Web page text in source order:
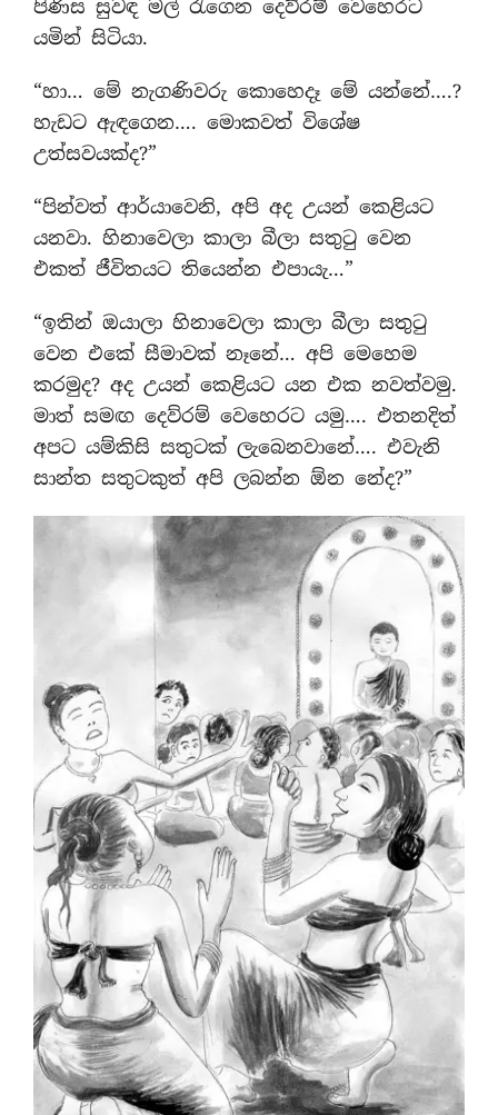
පිණිස සුවඳ මල් රැගෙන දෙව්රම් වෙහෙරට
යමින් සිටියා.
“හා… මේ නැගණිවරු කොහෙදෑ මේ යන්නේ….?
හැඩට ඇඳගෙන…. මොකවත් විශේෂ
උත්සවයක්ද?”
“පින්වත් ආර්යාවෙනි, අපි අද උයන් කෙළියට
යනවා. හිනාවෙලා කාලා බීලා සතුටු වෙන
එකත් ජීවිතයට තියෙන්න එපායැ…”
“ඉතින් ඔයාලා හිනාවෙලා කාලා බීලා සතුටු
වෙන එකේ සීමාවක් නෑනේ… අපි මෙහෙම
කරමුද? අද උයන් කෙළියට යන එක නවත්වමු.
මාත් සමඟ දෙව්රම් වෙහෙරට යමු…. එතනදිත්
අපට යම්කිසි සතුටක් ලැබෙනවානේ…. එවැනි
සාන්ත සතුටකුත් අපි ලබන්න ඕන නේද?”